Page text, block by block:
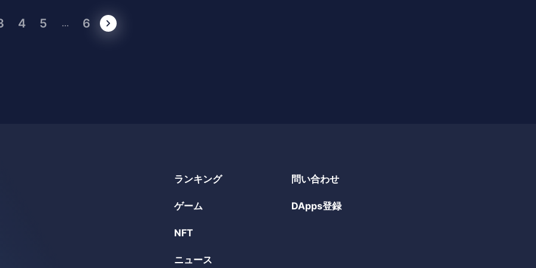
4 5 ... 6
ランキング
ゲーム
NFT
ニュース
問い合わせ
DApps登録